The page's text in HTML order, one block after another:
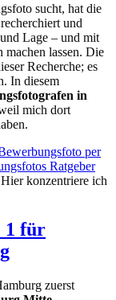
sucht, hat die
und
Lage – und mit
machen lassen. Die
Recherche; es
In diesem
in
mich dort
per
Ratgeber
konzentriere ich
1 für
zuerst